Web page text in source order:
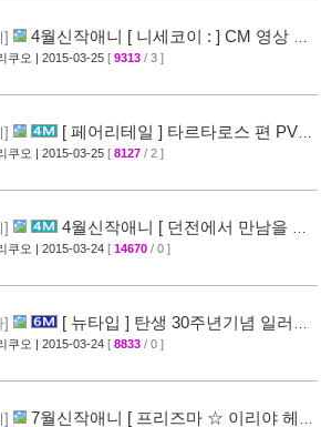
]
4월신작애니 [ 니세코이 : ] CM 영상 공
쿠오 | 2015-03-25 [ 9313 / 3 ]
]
[ 페어리테일 ] 타르타로스 편 PV
공개 ( FAIRY TAIL ) [32]
쿠오 | 2015-03-25 [ 8127 / 2 ]
]
4월신작애니 [ 던전에서 만남을 추
안되는 걸까? ] 2차 PV 영상 공개
쿠오 | 2015-03-24 [ 14670 / 0 ]
]
[ 뉴타입 ] 탄생 30주년기념 일러스
[ A-1 Pictures ] 10주년 기념 일러스트 공
쿠오 | 2015-03-24 [ 8833 / 0 ]
] 7월신작애니 [ 프리즈마 ☆ 이리야 헤